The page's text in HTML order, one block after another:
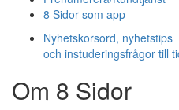
8 Sidor som app
Nyhetskorsord, nyhetstips
och instuderingsfrågor till
Om 8 Sidor